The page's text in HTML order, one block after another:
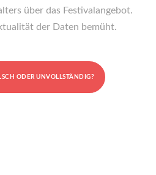
über das Festivalangebot.
der Daten bemüht.
ODER UNVOLLSTÄNDIG?